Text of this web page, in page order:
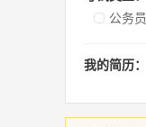
公务员
我的简历：